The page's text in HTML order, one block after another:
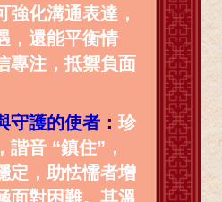
強化溝通表達，
，還能平衡情
專注，抵禦負面
守護的使者：珍
諧音 “鎮住”，
定，助怯懦者增
面對困難。其溫